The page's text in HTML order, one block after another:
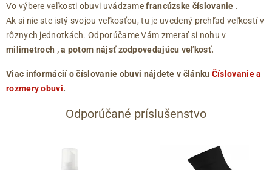
Vo výbere veľkosti obuvi uvádzamefrancúzske číslovanie .
Ak si nie ste istý svojou veľkosťou, tu je uvedený prehľad veľkostí v
rôznych jednotkách. Odporúčame Vám zmerať si nohu v
milimetroch , a potom nájsť zodpovedajúcu veľkosť.
Viac informácií o číslovanie obuvi nájdete v článku Číslovanie a
rozmery obuvi.
Odporúčané príslušenstvo